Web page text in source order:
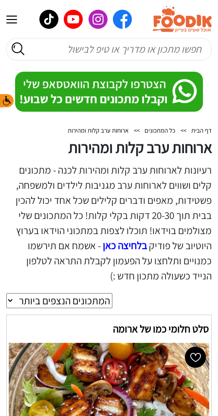
דף הבית >> כל המתכונים >> ארוחות ערב קלות ומהירות
ארוחות ערב קלות ומהירות
רעיונות לארוחות ערב קלות ומהירות לכנה - מתכונים
קלים ושווים לארוחות ערב מגניבות לילדים ולמשפחה,
פשטידות, מאפים ודברים קלילים שכל אחד יכול להכין
בבית תוך 20-30 דקות בקלי קלות! כל המתכונים שלי
מצולמים בוידאו! תוכלו לצפות במתכוני הוידאו בערוץ
היוטיוב של פודיקבלחיצה כאן- אשמח אם תירשמו
כמנויים ותלחצו על הפעמון לקבלת התראה לטלפון
הנייד כשעולה מתכון חדש :)
סלט חלומי כמו של ארומה